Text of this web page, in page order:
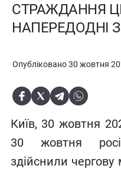
СТРАЖДАННЯ
НАПЕРЕДОДНІ
Опубліковано 30 жовтня
Київ, 30 жовтня
30 жовтня
здійснили